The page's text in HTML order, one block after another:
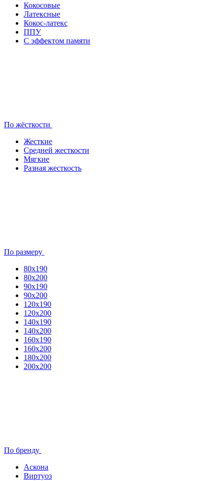
Кокосовые
Латексные
Кокос-латекс
ППУ
С эффектом памяти
По жёсткости
Жесткие
Средней жесткости
Мягкие
Разная жесткость
По размеру
80x190
80х200
90х190
90х200
120х190
120х200
140х190
140х200
160х190
160х200
180х200
200х200
По бренду
Аскона
Виртуоз